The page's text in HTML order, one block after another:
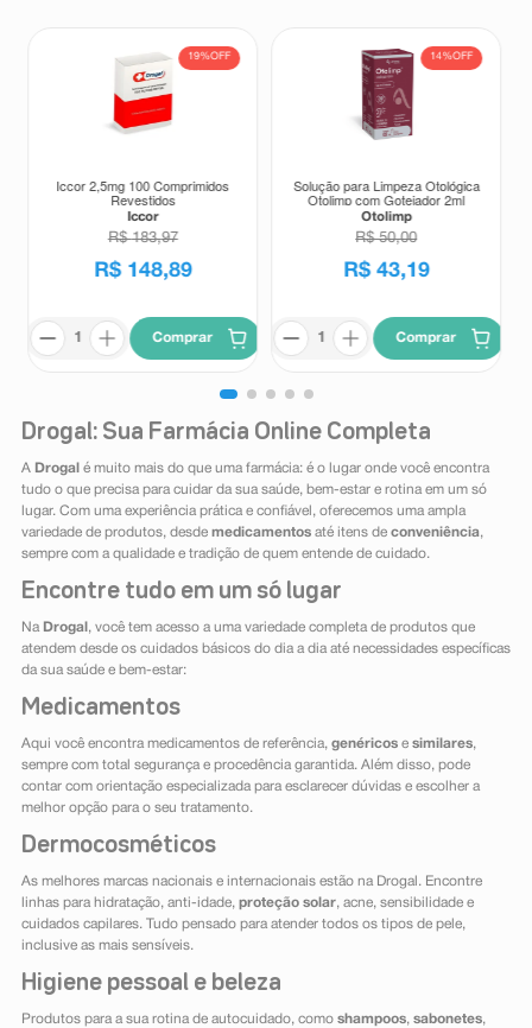
19%OFF
Iccor 2,5mg 100 Comprimidos
Revestidos
Iccor
R$ 183,97
R$ 148,89
Comprar
14%OFF
Solução para Limpeza Otológica
Otolimp com Gotejador 2ml
Otolimp
R$ 50,00
R$ 43,19
Comprar
Drogal: Sua Farmácia Online Completa
A Drogal é muito mais do que uma farmácia: é o lugar onde você encontra
tudo o que precisa para cuidar da sua saúde, bem-estar e rotina em um só
lugar. Com uma experiência prática e confiável, oferecemos uma ampla
variedade de produtos, desde medicamentosaté itens de conveniência,
sempre com a qualidade e tradição de quem entende de cuidado.
Encontre tudo em um só lugar
Na Drogal , você tem acesso a uma variedade completa de produtos que
atendem desde os cuidados básicos do dia a dia até necessidades específicas
da sua saúde e bem-estar:
Medicamentos
Aqui você encontra medicamentos de referência, genéricose similares,
sempre com total segurança e procedência garantida. Além disso, pode
contar com orientação especializada para esclarecer dúvidas e escolher a
melhor opção para o seu tratamento.
Dermocosméticos
As melhores marcas nacionais e internacionais estão na Drogal. Encontre
linhas para hidratação, anti-idade, proteção solar, acne, sensibilidade e
cuidados capilares. Tudo pensado para atender todos os tipos de pele,
inclusive as mais sensíveis.
Higiene pessoal e beleza
Produtos para a sua rotina de autocuidado, como shampoos, sabonetes,